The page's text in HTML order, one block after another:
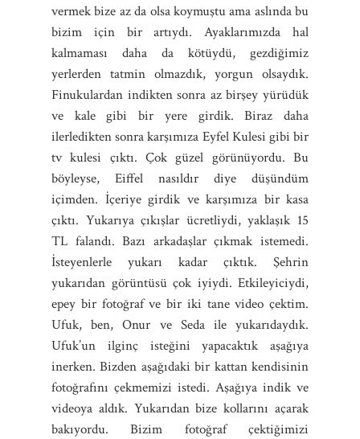
vermek bize az da olsa koymuştu ama aslında bu
bizim için bir artıydı. Ayaklarımızda hal
kalmaması daha da kötüydü, gezdiğimiz
yerlerden tatmin olmazdık, yorgun olsaydık.
Finukulardan indikten sonra az birşey yürüdük
ve kale gibi bir yere girdik. Biraz daha
ilerledikten sonra karşımıza Eyfel Kulesi gibi bir
tv kulesi çıktı. Çok güzel görünüyordu. Bu
böyleyse, Eiffel nasıldır diye düşündüm
içimden. İçeriye girdik ve karşımıza bir kasa
çıktı. Yukarıya çıkışlar ücretliydi, yaklaşık 15
TL falandı. Bazı arkadaşlar çıkmak istemedi.
İsteyenlerle yukarı kadar çıktık. Şehrin
yukarıdan görüntüsü çok iyiydi. Etkileyiciydi,
epey bir fotoğraf ve bir iki tane video çektim.
Ufuk, ben, Onur ve Seda ile yukarıdaydık.
Ufuk’un ilginç isteğini yapacaktık aşağıya
inerken. Bizden aşağıdaki bir kattan kendisinin
fotoğrafını çekmemizi istedi. Aşağıya indik ve
videoya aldık. Yukarıdan bize kollarını açarak
bakıyordu. Bizim fotoğraf çektiğimizi